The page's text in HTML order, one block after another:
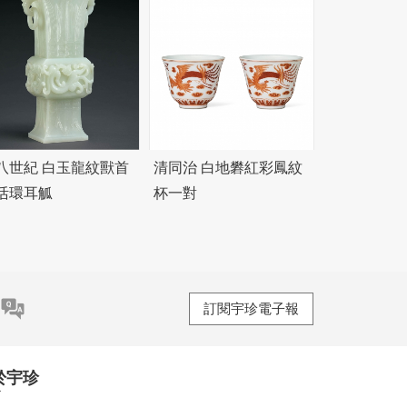
世紀 白玉龍紋獸首
環耳觚
清同治 白地礬紅彩鳳紋
杯一對
訂閱宇珍電子報
宇珍